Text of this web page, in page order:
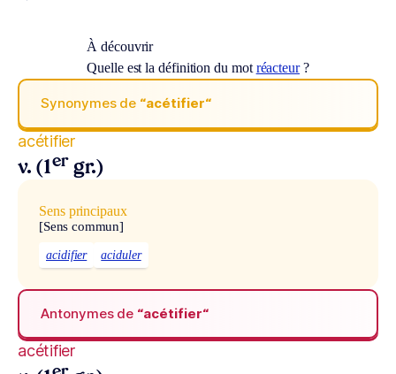
À découvrir
Quelle est la définition du mot réacteur?
Synonymes de “acétifier“
acétifier
v. (1er gr.)
Sens principaux
[Sens commun]
acidifier aciduler
Antonymes de “acétifier“
acétifier